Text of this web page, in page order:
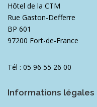
Hôtel de la CTM
Rue Gaston-Defferre
BP 601
97200 Fort-de-France
Tél : 05 96 55 26 00
Informations légales